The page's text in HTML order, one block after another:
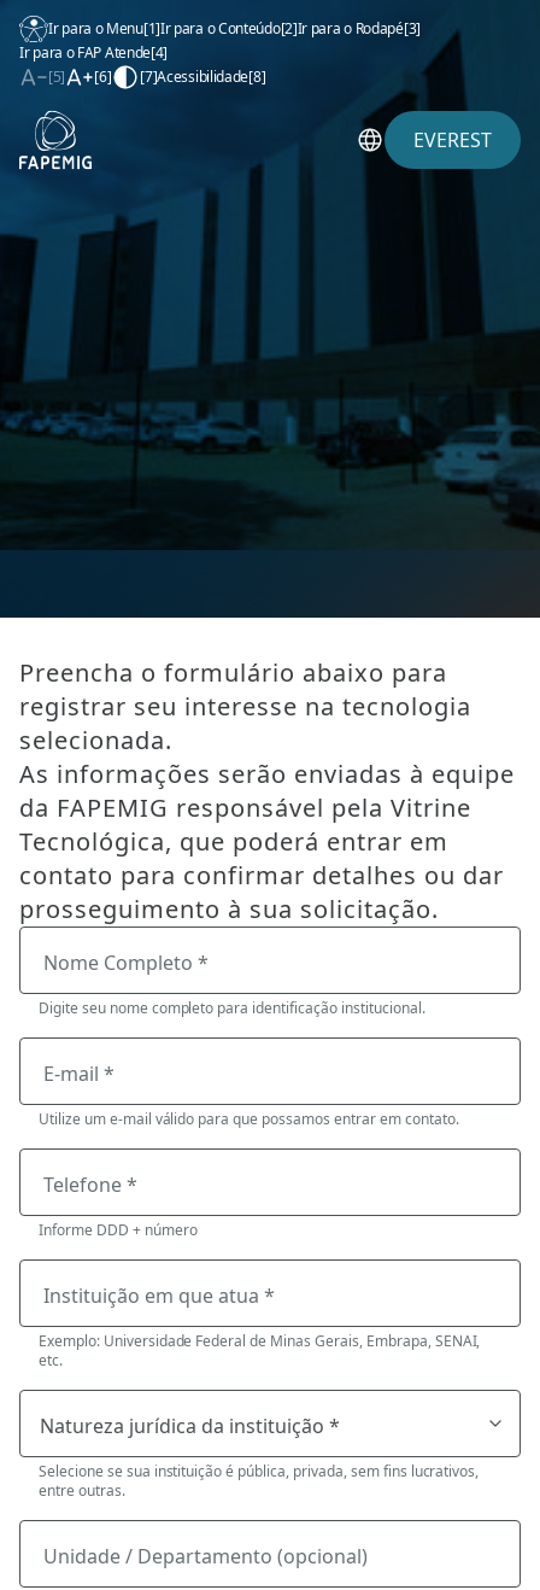
Ir para o Menu[1]Ir para o Conteúdo[2]Ir para o Rodapé[3]
Ir para o FAP Atende[4]
[5]
[6] [7]Acessibilidade[8]
EVEREST
Preencha o formulário abaixo para
registrar seu interesse na tecnologia
selecionada.
As informações serão enviadas à equipe
da FAPEMIG responsável pela Vitrine
Tecnológica, que poderá entrar em
contato para confirmar detalhes ou dar
prosseguimento à sua solicitação.
Nome Completo *
Digite seu nome completo para identificação institucional.
E-mail *
Utilize um e-mail válido para que possamos entrar em contato.
Telefone *
Informe DDD + número
Instituição em que atua *
Exemplo: Universidade Federal de Minas Gerais, Embrapa, SENAI,
etc.
Selecione se sua instituição é pública, privada, sem fins lucrativos,
entre outras.
Unidade / Departamento (opcional)